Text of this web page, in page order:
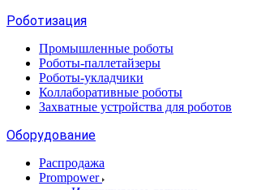
Роботизация
Промышленные роботы
Роботы-паллетайзеры
Роботы-укладчики
Коллаборативные роботы
Захватные устройства для роботов
Оборудование
Распродажа
Prompower